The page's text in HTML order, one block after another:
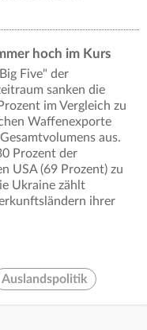
hoch im Kurs
Five" der
sanken die
im Vergleich zu
Waffenexporte
aus.
Prozent der
USA (69 Prozent) zu
Ukraine zählt
ihrer
Auslandspolitik